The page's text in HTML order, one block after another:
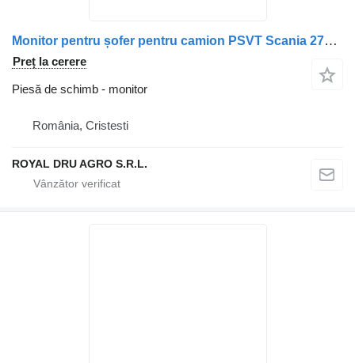
Monitor pentru șofer pentru camion PSVT Scania 27TM70MT-AE
Preț la cerere
Piesă de schimb - monitor
România, Cristesti
ROYAL DRU AGRO S.R.L.